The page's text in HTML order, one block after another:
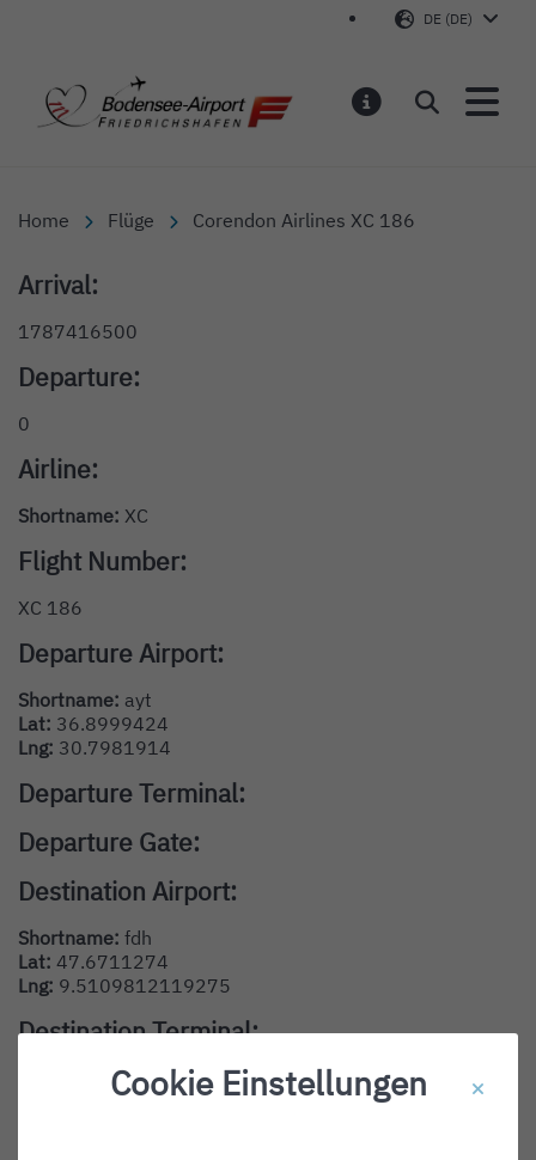
DE (DE)
Bodensee-Airport
Suchen
Home Flüge Corendon Airlines XC 186
Arrival:
1787416500
Departure:
0
Airline:
Shortname: XC
Flight Number:
XC 186
Departure Airport:
Shortname: ayt
Lat: 36.8999424
Lng: 30.7981914
Departure Terminal:
Departure Gate:
Destination Airport:
Shortname: fdh
Lat: 47.6711274
Lng: 9.5109812119275
Destination Terminal:
Destination Gate:
Cookie Einstellungen